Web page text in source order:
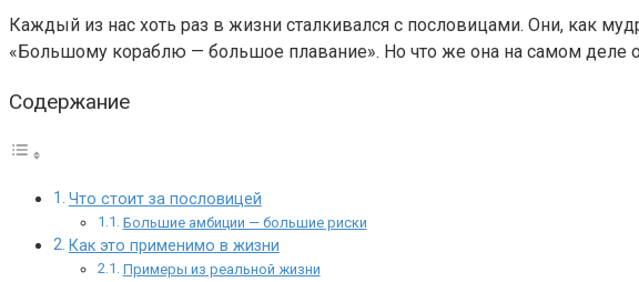
Каждый из нас хоть раз в жизни сталкивался с пословицами. Они, как
«Большому кораблю — большое плавание». Но что же она на самом деле
Содержание
Что стоит за пословицей
Большие амбиции — большие риски
Как это применимо в жизни
Примеры из реальной жизни